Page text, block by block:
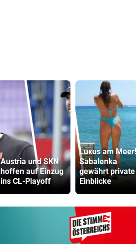
Austria und SKN
hoffen auf Einzug
ins CL-Playoff
Luxus am Meer!
Sabalenka
gewährt private
Einblicke